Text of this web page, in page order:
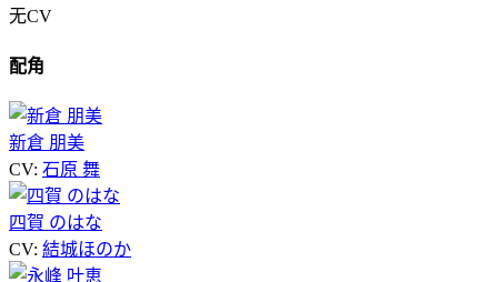
无CV
配角
新倉 朋美
CV: 石原 舞
四賀 のはな
CV: 結城ほのか